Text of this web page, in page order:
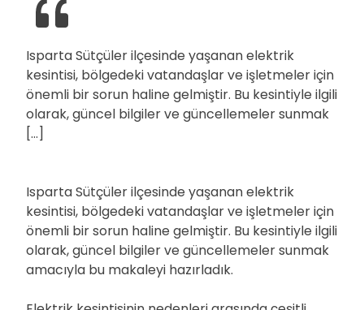
Isparta Sütçüler ilçesinde yaşanan elektrik
kesintisi, bölgedeki vatandaşlar ve işletmeler için
önemli bir sorun haline gelmiştir. Bu kesintiyle ilgili
olarak, güncel bilgiler ve güncellemeler sunmak
[…]
Isparta Sütçüler ilçesinde yaşanan elektrik
kesintisi, bölgedeki vatandaşlar ve işletmeler için
önemli bir sorun haline gelmiştir. Bu kesintiyle ilgili
olarak, güncel bilgiler ve güncellemeler sunmak
amacıyla bu makaleyi hazırladık.